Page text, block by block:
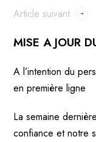
Article suivant
MISE A JOUR
A l’intention du
en première ligne
La semaine
confiance et notre